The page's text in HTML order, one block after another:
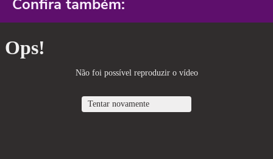
Confira também: